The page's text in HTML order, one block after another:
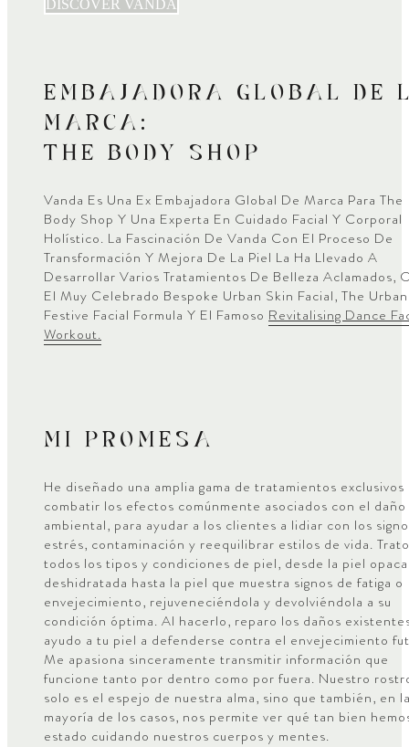
DISCOVER VANDA
EMBAJADORA GLOBAL DE
MARCA:
THE BODY SHOP
Vanda Es Una Ex Embajadora Global De Marca Para The
Body Shop Y Una Experta En Cuidado Facial Y Corporal
Holístico. La Fascinación De Vanda Con El Proceso De
Transformación Y Mejora De La Piel La Ha Llevado A
Desarrollar Varios Tratamientos De Belleza Aclamados,
El Muy Celebrado Bespoke Urban Skin Facial, The Urban
Festive Facial Formula Y El Famoso Revitalising Dance
Workout.
MI PROMESA
He diseñado una amplia gama de tratamientos exclusivos
combatir los efectos comúnmente asociados con el daño
ambiental, para ayudar a los clientes a lidiar con los
estrés, contaminación y reequilibrar estilos de vida. Trato
todos los tipos y condiciones de piel, desde la piel
deshidratada hasta la piel que muestra signos de fatiga o
envejecimiento, rejuveneciéndola y devolviéndola a su
condición óptima. Al hacerlo, reparo los daños
ayudo a tu piel a defenderse contra el envejecimiento
Me apasiona sinceramente transmitir información que
funcione tanto por dentro como por fuera. Nuestro
solo es el espejo de nuestra alma, sino que también, en
mayoría de los casos, nos permite ver qué tan bien
estado cuidando nuestros cuerpos y mentes.